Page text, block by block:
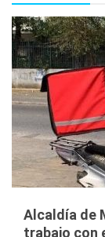
Alcaldía de
trabajo con